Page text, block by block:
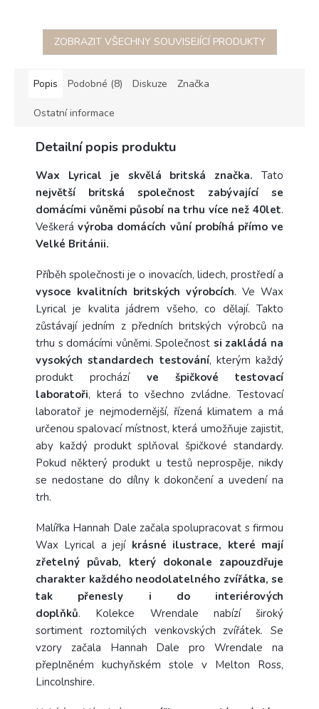
ZOBRAZIT VŠECHNY SOUVISEJÍCÍ PRODUKTY
Popis Podobné (8) Diskuze Značka
Ostatní informace
Detailní popis produktu
Wax Lyrical je skvělá britská značka. Tato
největší britská společnost zabývající se
domácími vůněmi působí na trhu více než 40let.
Veškerávýroba domácích vůní probíhá přímo ve
Velké Británii.
Příběh společnosti je o inovacích, lidech, prostředí a
vysoce kvalitních britských výrobcích. Ve Wax
Lyrical je kvalita jádrem všeho, co dělají. Takto
zůstávají jedním z předních britských výrobců na
trhu s domácími vůněmi. Společnost si zakládá na
vysokých standardech testování, kterým každý
produkt prochází ve špičkové testovací
laboratoři, která to všechno zvládne. Testovací
laboratoř je nejmodernější, řízená klimatem a má
určenou spalovací místnost, která umožňuje zajistit,
aby každý produkt splňoval špičkové standardy.
Pokud některý produkt u testů neprospěje, nikdy
se nedostane do dílny k dokončení a uvedení na
trh.
Malířka Hannah Dale začala spolupracovat s firmou
Wax Lyrical a její krásné ilustrace, které mají
zřetelný půvab, který dokonale zapouzdřuje
charakter každého neodolatelného zvířátka, se
tak přenesly i do interiérových
doplňků. Kolekce Wrendale nabízí široký
sortiment roztomilých venkovských zvířátek. Se
vzory začala Hannah Dale pro Wrendale na
přeplněném kuchyňském stole v Melton Ross,
Lincolnshire.